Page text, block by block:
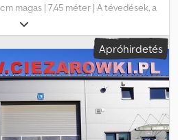
magas | 7,45 méter | A tévedések, a
jog fenntartva. Dkodpfszrxawox Afasr
Apróhirdetés